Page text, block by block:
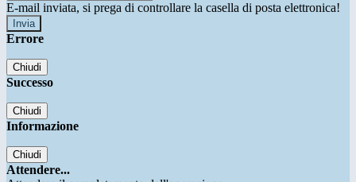
E-mail inviata, si prega di controllare la casella di posta elettronica!
Errore
Chiudi
Successo
Chiudi
Informazione
Chiudi
Attendere...